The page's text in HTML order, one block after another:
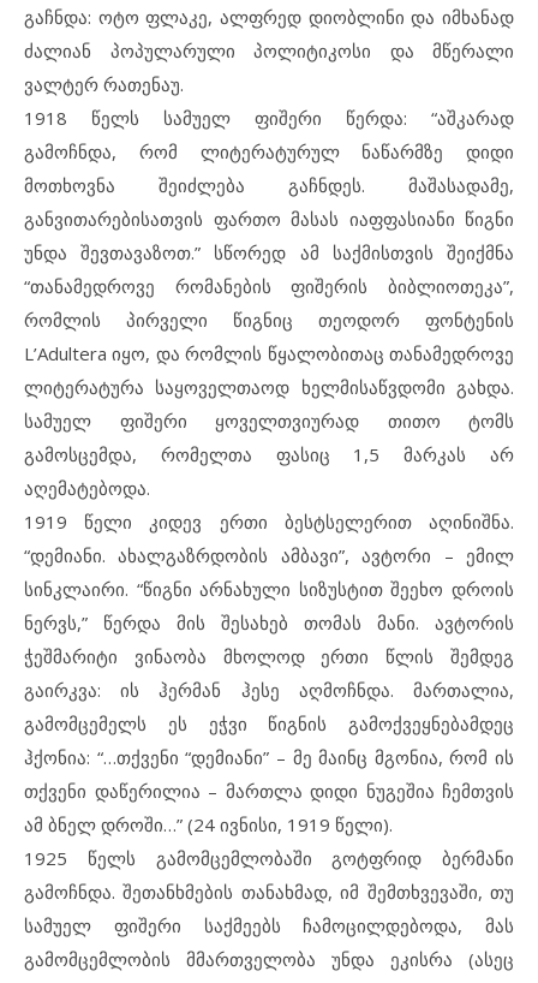
გაჩნდა: ოტო ფლაკე, ალფრედ დიობლინი და იმხანად
ძალიან პოპულარული პოლიტიკოსი და მწერალი
ვალტერ რათენაუ.
1918 წელს სამუელ ფიშერი წერდა: “აშკარად
გამოჩნდა, რომ ლიტერატურულ ნაწარმზე დიდი
მოთხოვნა შეიძლება გაჩნდეს. მაშასადამე,
განვითარებისათვის ფართო მასას იაფფასიანი წიგნი
უნდა შევთავაზოთ.” სწორედ ამ საქმისთვის შეიქმნა
“თანამედროვე რომანების ფიშერის ბიბლიოთეკა”,
რომლის პირველი წიგნიც თეოდორ ფონტენის
L’Adultera იყო, და რომლის წყალობითაც თანამედროვე
ლიტერატურა საყოველთაოდ ხელმისაწვდომი გახდა.
სამუელ ფიშერი ყოველთვიურად თითო ტომს
გამოსცემდა, რომელთა ფასიც 1,5 მარკას არ
აღემატებოდა.
1919 წელი კიდევ ერთი ბესტსელერით აღინიშნა.
“დემიანი. ახალგაზრდობის ამბავი”, ავტორი – ემილ
სინკლაირი. “წიგნი არნახული სიზუსტით შეეხო დროის
ნერვს,” წერდა მის შესახებ თომას მანი. ავტორის
ჭეშმარიტი ვინაობა მხოლოდ ერთი წლის შემდეგ
გაირკვა: ის ჰერმან ჰესე აღმოჩნდა. მართალია,
გამომცემელს ეს ეჭვი წიგნის გამოქვეყნებამდეც
ჰქონია: “…თქვენი “დემიანი” – მე მაინც მგონია, რომ ის
თქვენი დაწერილია – მართლა დიდი ნუგეშია ჩემთვის
ამ ბნელ დროში…” (24 ივნისი, 1919 წელი).
1925 წელს გამომცემლობაში გოტფრიდ ბერმანი
გამოჩნდა. შეთანხმების თანახმად, იმ შემთხვევაში, თუ
სამუელ ფიშერი საქმეებს ჩამოცილდებოდა, მას
გამომცემლობის მმართველობა უნდა ეკისრა (ასეც